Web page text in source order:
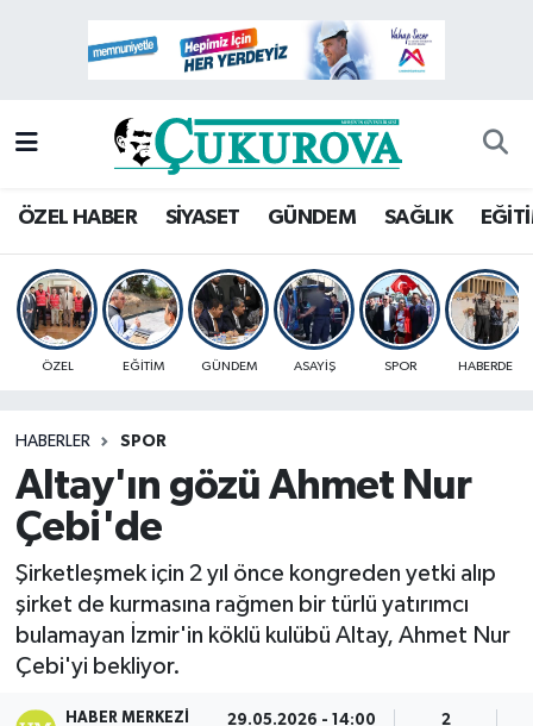
ÖZEL HABER SİYASET GÜNDEM SAĞLIK
ÖZEL EĞİTİM GÜNDEM ASAYİŞ SPOR HABERDE
HABERLER SPOR
Altay'ın gözü Ahmet Nur
Çebi'de
Şirketleşmek için 2 yıl önce kongreden yetki alıp
şirket de kurmasına rağmen bir türlü yatırımcı
bulamayan İzmir'in köklü kulübü Altay, Ahmet Nur
Çebi'yi bekliyor.
HABER MERKEZI 29.05.2026 - 14:00 2
Mersin Hava Durumu
Mersin Namaz Vakitleri
Mersin Trafik Yoğunluk Haritası
Süper Lig Puan Durumu ve Fikstür
Haber Arşivi